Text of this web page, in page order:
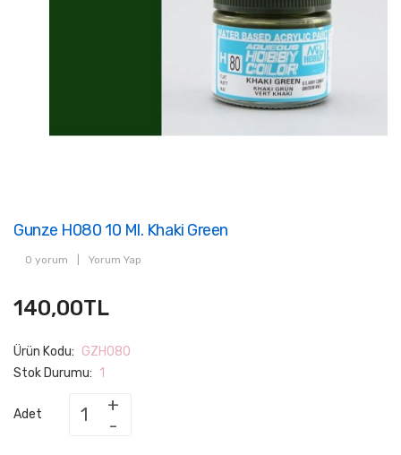
Gunze H080 10 Ml. Khaki Green
0 yorum Yorum Yap
140,00TL
Ürün Kodu: GZH080
Stok Durumu: 1
Adet